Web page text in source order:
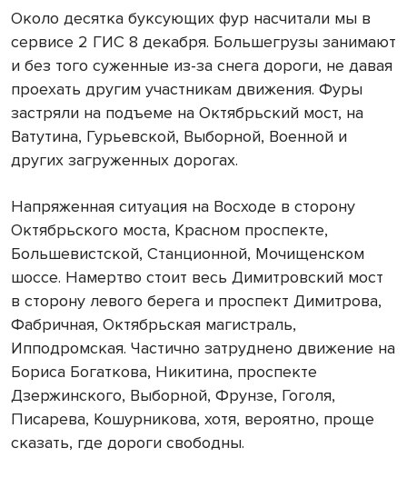
Около десятка буксующих фур насчитали мы в
сервисе 2 ГИС 8 декабря. Большегрузы занимают
и без того суженные из-за снега дороги, не давая
проехать другим участникам движения. Фуры
застряли на подъеме на Октябрьский мост, на
Ватутина, Гурьевской, Выборной, Военной и
других загруженных дорогах.
Напряженная ситуация на Восходе в сторону
Октябрьского моста, Красном проспекте,
Большевистской, Станционной, Мочищенском
шоссе. Намертво стоит весь Димитровский мост
в сторону левого берега и проспект Димитрова,
Фабричная, Октябрьская магистраль,
Ипподромская. Частично затруднено движение на
Бориса Богаткова, Никитина, проспекте
Дзержинского, Выборной, Фрунзе, Гоголя,
Писарева, Кошурникова, хотя, вероятно, проще
сказать, где дороги свободны.